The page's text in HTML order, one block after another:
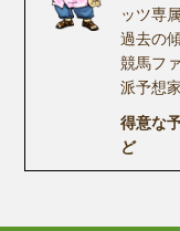
ッツ専
過去の
競馬フ
派予想家
得意な
ど